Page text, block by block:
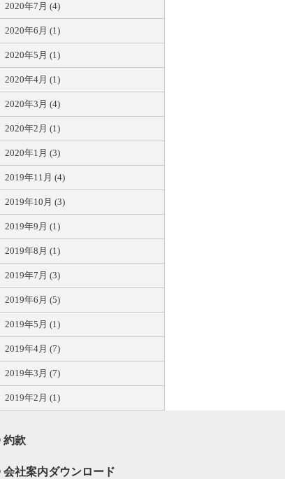
2020年7月 (4)
2020年6月 (1)
2020年5月 (1)
2020年4月 (1)
2020年3月 (4)
2020年2月 (1)
2020年1月 (3)
2019年11月 (4)
2019年10月 (3)
2019年9月 (1)
2019年8月 (1)
2019年7月 (3)
2019年6月 (5)
2019年5月 (1)
2019年4月 (7)
2019年3月 (7)
2019年2月 (1)
約款
会社案内ダウンロード